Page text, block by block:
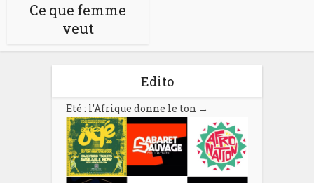
Ce que femme
veut
Edito
Eté : l’Afrique donne le ton →